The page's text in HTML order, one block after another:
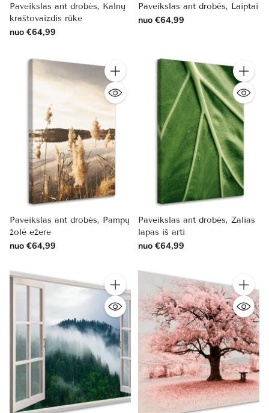
Paveikslas ant drobės, Kalnų
kraštovaizdis rūke
nuo €64,99
Paveikslas ant drobės, Laiptai
nuo €64,99
Kiekis
Paveikslas ant drobės, Pampų
žolė ežere
nuo €64,99
Kiekis
Paveikslas ant drobės, Žalias
lapas iš arti
nuo €64,99
Kiekis Kiekis